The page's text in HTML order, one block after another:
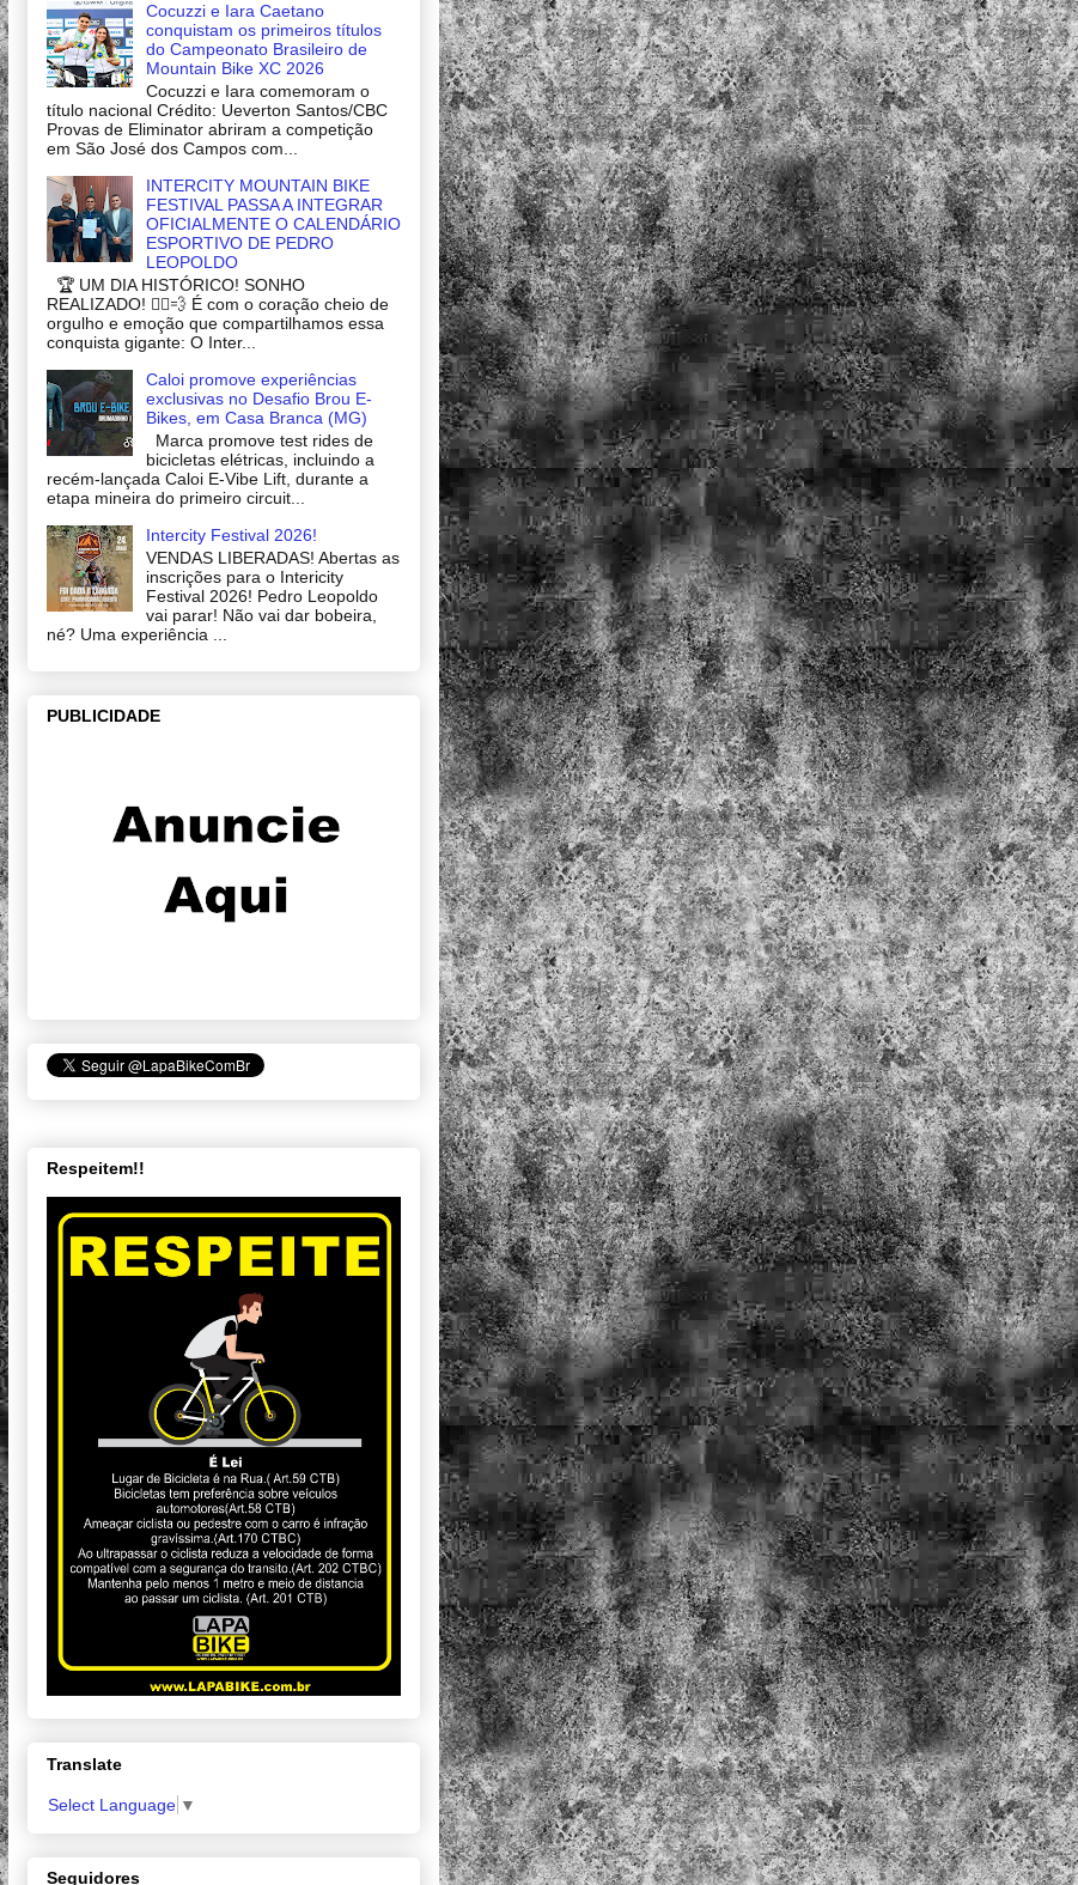
Cocuzzi e Iara Caetano
conquistam os primeiros títulos
do Campeonato Brasileiro de
Mountain Bike XC 2026
Cocuzzi e Iara comemoram o
título nacional Crédito: Ueverton Santos/CBC
Provas de Eliminator abriram a competição
em São José dos Campos com...
INTERCITY MOUNTAIN BIKE
FESTIVAL PASSA A INTEGRAR
OFICIALMENTE O CALENDÁRIO
ESPORTIVO DE PEDRO
LEOPOLDO
🏆 UM DIA HISTÓRICO! SONHO
REALIZADO! 🚴‍♂️💨 É com o coração cheio de
orgulho e emoção que compartilhamos essa
conquista gigante: O Inter...
Caloi promove experiências
exclusivas no Desafio Brou E-
Bikes, em Casa Branca (MG)
Marca promove test rides de
bicicletas elétricas, incluindo a
recém-lançada Caloi E-Vibe Lift, durante a
etapa mineira do primeiro circuit...
Intercity Festival 2026!
VENDAS LIBERADAS! Abertas as
inscrições para o Intericity
Festival 2026! Pedro Leopoldo
vai parar! Não vai dar bobeira,
né? Uma experiência ...
PUBLICIDADE
Respeitem!!
Translate
Select Language ▼
Seguidores